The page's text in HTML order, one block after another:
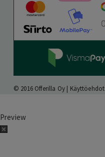
© 2016 Offerilla Oy | Käyttöehdot
Preview